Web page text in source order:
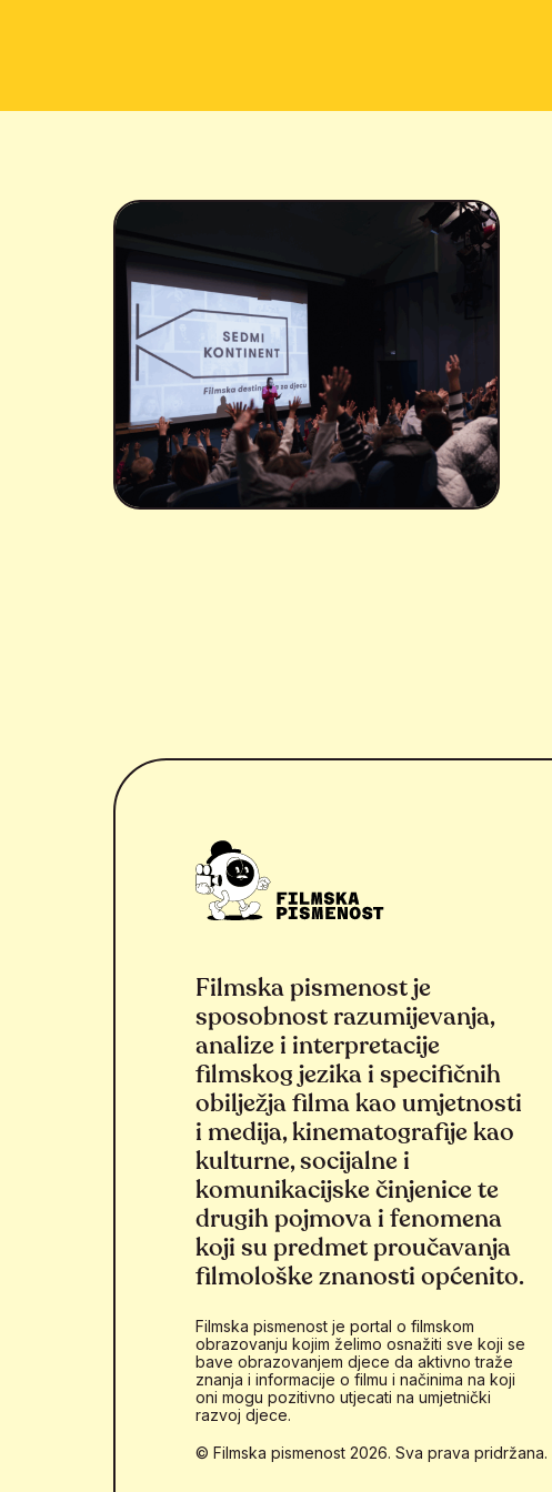
Filmska pismenost je
sposobnost razumijevanja,
analize i interpretacije
filmskog jezika i specifičnih
obilježja filma kao umjetnosti
i medija, kinematografije kao
kulturne, socijalne i
komunikacijske činjenice te
drugih pojmova i fenomena
koji su predmet proučavanja
filmološke znanosti općenito.
Filmska pismenost je portal o filmskom
obrazovanju kojim želimo osnažiti sve koji se
bave obrazovanjem djece da aktivno traže
znanja i informacije o filmu i načinima na koji
oni mogu pozitivno utjecati na umjetnički
razvoj djece.
© Filmska pismenost 2026. Sva prava pridržana.